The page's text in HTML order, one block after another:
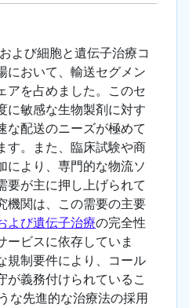
よび細胞と遺伝子治療コ
において、輸送セグメン
アを占めました。このセ
に敏感な生物製剤に対す
な配送のニーズが極めて
す。また、臨床試験や商
により、専門的な物流ソ
要が主に押し上げられて
機関は、この需要の主要
よび遺伝子治療の完全性
ービスに依存していま
規制要件により、コール
が義務付けられているこ
な先進的な治療法の採用